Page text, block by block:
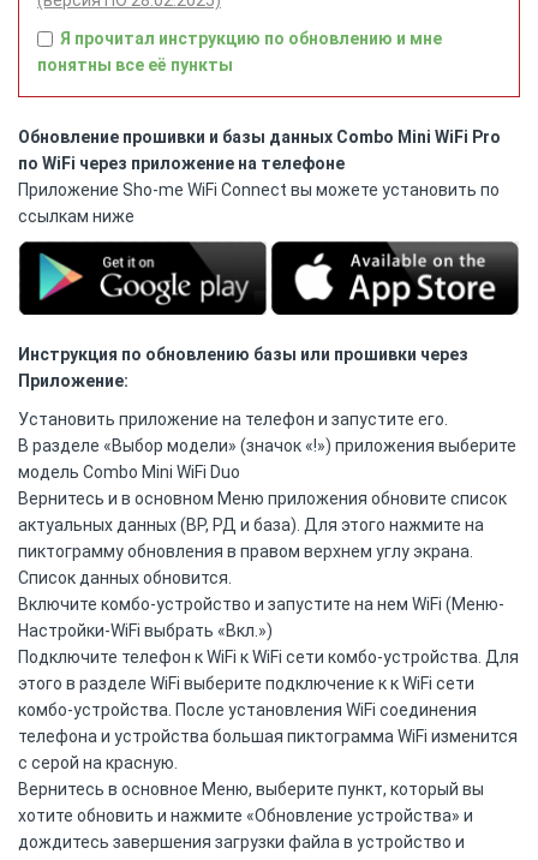
Я прочитал инструкцию по обновлению и мне
понятны все её пункты
Обновление прошивки и базы данных Combo Mini WiFi Pro
по WiFi через приложение на телефоне
Приложение Sho-me WiFi Connect вы можете установить по
ссылкам ниже
Инструкция по обновлению базы или прошивки через
Приложение:
Установить приложение на телефон и запустите его.
В разделе «Выбор модели» (значок «!») приложения выберите
модель Combo Mini WiFi Duo
Вернитесь и в основном Меню приложения обновите список
актуальных данных (ВР, РД и база). Для этого нажмите на
пиктограмму обновления в правом верхнем углу экрана.
Список данных обновится.
Включите комбо-устройство и запустите на нем WiFi (Меню-
Настройки-WiFi выбрать «Вкл.»)
Подключите телефон к WiFi к WiFi сети комбо-устройства. Для
этого в разделе WiFi выберите подключение к к WiFi сети
комбо-устройства. После установления WiFi соединения
телефона и устройства большая пиктограмма WiFi изменится
с серой на красную.
Вернитесь в основное Меню, выберите пункт, который вы
хотите обновить и нажмите «Обновление устройства» и
дождитесь завершения загрузки файла в устройство и